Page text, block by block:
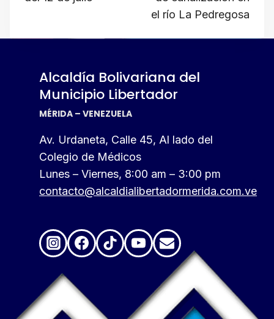
el río La Pedregosa
Alcaldía Bolivariana del
Municipio Libertador
MÉRIDA – VENEZUELA
Av. Urdaneta, Calle 45, Al lado del
Colegio de Médicos
Lunes – Viernes, 8:00 am – 3:00 pm
contacto@alcaldialibertadormerida.com.ve